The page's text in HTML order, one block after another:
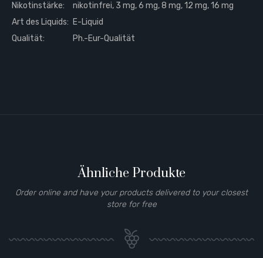
Nikotinstärke:
nikotinfrei, 3 mg, 6 mg, 8 mg, 12 mg, 16 mg
Art des Liquids: E-Liquid
Qualität:
Ph.-Eur-Qualität
Ähnliche Produkte
Order online and have your products delivered to your closest
store for free